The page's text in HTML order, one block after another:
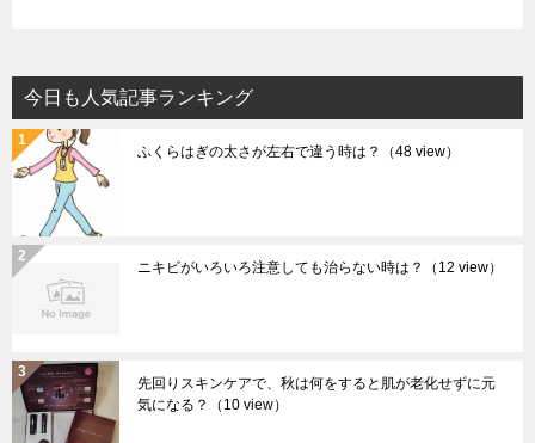
今日も人気記事ランキング
ふくらはぎの太さが左右で違う時は？ （48 view）
ニキビがいろいろ注意しても治らない時は？ （12 view）
先回りスキンケアで、秋は何をすると肌が老化せずに元
気になる？
（10 view）